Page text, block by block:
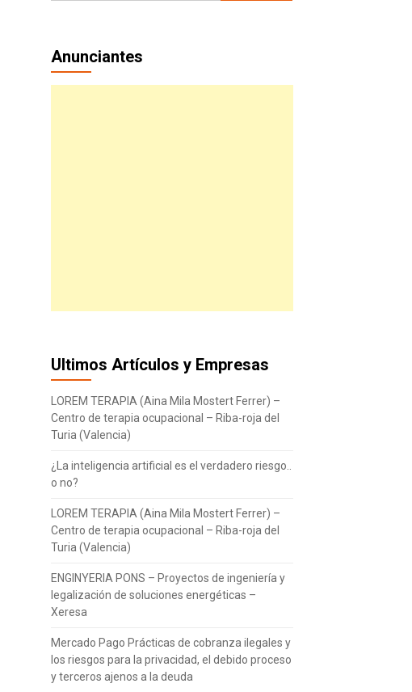
Anunciantes
Ultimos Artículos y Empresas
LOREM TERAPIA (Aina Mila Mostert Ferrer) –
Centro de terapia ocupacional – Riba-roja del
Turia (Valencia)
¿La inteligencia artificial es el verdadero riesgo..
o no?
LOREM TERAPIA (Aina Mila Mostert Ferrer) –
Centro de terapia ocupacional – Riba-roja del
Turia (Valencia)
ENGINYERIA PONS – Proyectos de ingeniería y
legalización de soluciones energéticas –
Xeresa
Mercado Pago Prácticas de cobranza ilegales y
los riesgos para la privacidad, el debido proceso
y terceros ajenos a la deuda